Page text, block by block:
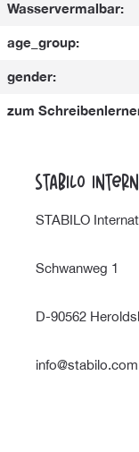
Wasservermalbar:
age_group:
gender:
zum
STABILO
STABILO
Schwanweg 1
D-90562
info@stabilo.com